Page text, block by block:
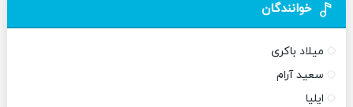
خوانندگان
میلاد باکری
سعید آرام
ایلیا